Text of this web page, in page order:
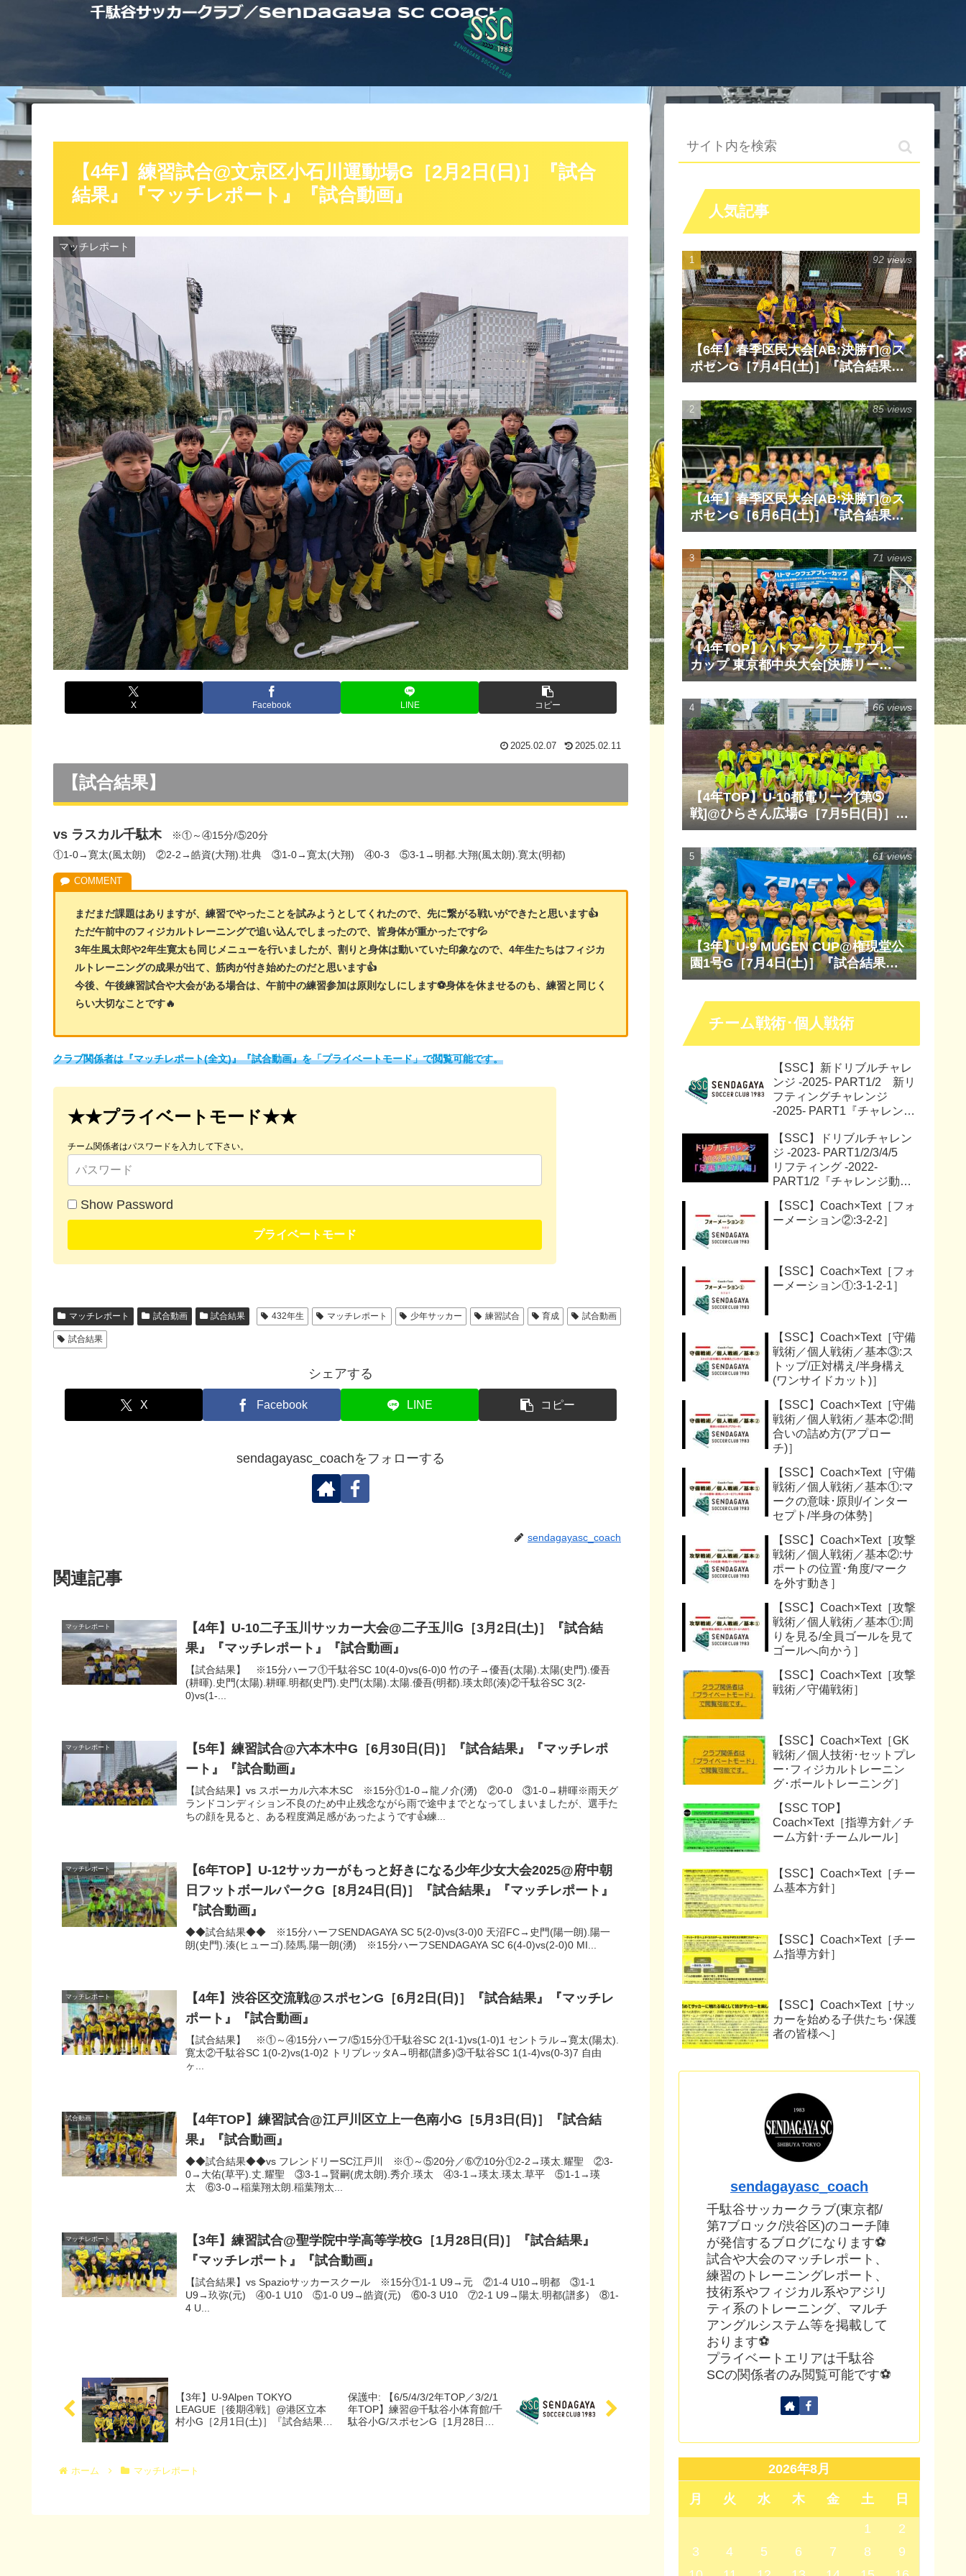
【4年】練習試合@文京区小石川運動場G［2月2日(日)］『試合
結果』『マッチレポート』『試合動画』
マッチレポート
X Facebook LINE コピー
2025.02.07 2025.02.11
【試合結果】
vs ラスカル千駄木※①～④15分/⑤20分
①1-0→寛太(風太朗) ②2-2→皓資(大翔).壮典 ③1-0→寛太(大翔) ④0-3 ⑤3-1→明都.大翔(風太朗).寛太(明都)
まだまだ課題はありますが、練習でやったことを試みようとしてくれたので、先に繋がる戦いができたと思います👍
ただ午前中のフィジカルトレーニングで追い込んでしまったので、皆身体が重かったです💦
3年生風太郎や2年生寛太も同じメニューを行いましたが、割りと身体は動いていた印象なので、4年生たちはフィジカ
ルトレーニングの成果が出て、筋肉が付き始めたのだと思います👍
今後、午後練習試合や大会がある場合は、午前中の練習参加は原則なしにします⚽身体を休ませるのも、練習と同じく
らい大切なことです🔥
クラブ関係者は『マッチレポート(全文)』『試合動画』を「プライベートモード」で閲覧可能です。
★★プライベートモード★★
チーム関係者はパスワードを入力して下さい。
Show Password
プライベートモード
マッチレポート 試合動画 試合結果 432年生 マッチレポート 少年サッカー 練習試合 育成 試合動画
試合結果
シェアする
X Facebook LINE コピー
sendagayasc_coachをフォローする
sendagayasc_coach
関連記事
マッチレポート
【4年】U-10二子玉川サッカー大会@二子玉川G［3月2日(土)］『試合結
果』『マッチレポート』『試合動画』
【試合結果】 ※15分ハーフ①千駄谷SC 10(4-0)vs(6-0)0 竹の子→優吾(太陽).太陽(史門).優吾
(耕暉).史門(太陽).耕暉.明都(史門).史門(太陽).太陽.優吾(明都).瑛太郎(湊)②千駄谷SC 3(2-
0)vs(1-...
マッチレポート
【5年】練習試合@六本木中G［6月30日(日)］『試合結果』『マッチレポ
ート』『試合動画』
【試合結果】vs スポーカル六本木SC ※15分①1-0→龍ノ介(湧) ②0-0 ③1-0→耕暉※雨天グ
ランドコンディション不良のため中止残念ながら雨で途中までとなってしまいましたが、選手た
ちの顔を見ると、ある程度満足感があったようです👍練...
マッチレポート
【6年TOP】U-12サッカーがもっと好きになる少年少女大会2025@府中朝
日フットボールパークG［8月24日(日)］『試合結果』『マッチレポート』
『試合動画』
◆◆試合結果◆◆ ※15分ハーフSENDAGAYA SC 5(2-0)vs(3-0)0 天沼FC→史門(陽一朗).陽一
朗(史門).湊(ヒューゴ).陸馬.陽一朗(湧) ※15分ハーフSENDAGAYA SC 6(4-0)vs(2-0)0 MI...
マッチレポート
【4年】渋谷区交流戦@スポセンG［6月2日(日)］『試合結果』『マッチレ
ポート』『試合動画』
【試合結果】 ※①～④15分ハーフ/⑤15分①千駄谷SC 2(1-1)vs(1-0)1 セントラル→寛太(陽太).
寛太②千駄谷SC 1(0-2)vs(1-0)2 トリプレッタA→明都(譜多)③千駄谷SC 1(1-4)vs(0-3)7 自由
ヶ...
試合動画
【4年TOP】練習試合@江戸川区立上一色南小G［5月3日(日)］『試合結
果』『試合動画』
◆◆試合結果◆◆vs フレンドリーSC江戸川 ※①～⑤20分／➅⑦10分①2-2→瑛太.耀聖 ②3-
0→大佑(草平).丈.耀聖 ③3-1→賢嗣(虎太朗).秀介.瑛太 ④3-1→瑛太.瑛太.草平 ⑤1-1→瑛
太 ⑥3-0→稲葉翔太朗.稲葉翔太...
マッチレポート
【3年】練習試合@聖学院中学高等学校G［1月28日(日)］『試合結果』
『マッチレポート』『試合動画』
【試合結果】vs Spazioサッカースクール ※15分①1-1 U9→元 ②1-4 U10→明都 ③1-1
U9→玖弥(元) ④0-1 U10 ⑤1-0 U9→皓資(元) ⑥0-3 U10 ⑦2-1 U9→陽太.明都(譜多) ⑧1-
4 U...
【3年】U-9Alpen TOKYO
LEAGUE［後期④戦］@港区立本
村小G［2月1日(土)］『試合結果』
保護中: 【6/5/4/3/2年TOP／3/2/1
年TOP】練習@千駄谷小体育館/千
駄谷小G/スポセンG［1月28日
ホーム マッチレポート
人気記事
【6年】春季区民大会[AB:決勝T]@ス
ポセンG［7月4日(土)］『試合結果』
『マッチレポート』『試合動画』
92 views
【4年】春季区民大会[AB:決勝T]@ス
ポセンG［6月6日(土)］『試合結果』
『マッチレポート』『試合動画』
85 views
【4年TOP】ハトマークフェアプレー
カップ 東京都中央大会[決勝リー
グ]@清瀬内山運動公園サッカー場
G［6月14日(日)］『試合結果』『マ
ッチレポート』『試合動画』
71 views
【4年TOP】U-10都電リーグ[第➄
戦]@ひらさん広場G［7月5日(日)］
『試合結果』『マッチレポート』
『試合動画』
66 views
【3年】U-9 MUGEN CUP@権現堂公
園1号G［7月4日(土)］『試合結果』
『マッチレポート』『試合動画』
61 views
チーム戦術･個人戦術
【SSC】新ドリブルチャレ
ンジ -2025- PART1/2 新リ
フティングチャレンジ
-2025- PART1『チャレンジ
画』
【SSC】ドリブルチャレン
ジ -2023- PART1/2/3/4/5
リフティング -2022-
PART1/2『チャレンジ動
【SSC】Coach×Text［フォ
ーメーション②:3-2-2］
【SSC】Coach×Text［フォ
ーメーション①:3-1-2-1］
【SSC】Coach×Text［守備
戦術／個人戦術／基本③:ス
トップ/正対構え/半身構え
(ワンサイドカット)］
【SSC】Coach×Text［守備
戦術／個人戦術／基本②:間
合いの詰め方(アプロー
チ)］
【SSC】Coach×Text［守備
戦術／個人戦術／基本①:マ
ークの意味･原則/インター
セプト/半身の体勢］
【SSC】Coach×Text［攻撃
戦術／個人戦術／基本②:サ
ポートの位置･角度/マーク
を外す動き］
【SSC】Coach×Text［攻撃
戦術／個人戦術／基本①:周
りを見る/全員ゴールを見て
ゴールへ向かう］
【SSC】Coach×Text［攻撃
戦術／守備戦術］
【SSC】Coach×Text［GK
戦術／個人技術･セットプレ
ー･フィジカルトレーニン
グ･ボールトレーニング］
【SSC TOP】
Coach×Text［指導方針／チ
ーム方針･チームルール］
【SSC】Coach×Text［チー
ム基本方針］
【SSC】Coach×Text［チー
ム指導方針］
【SSC】Coach×Text［サッ
カーを始める子供たち･保護
者の皆様へ］
sendagayasc_coach
千駄谷サッカークラブ(東京都/
第7ブロック/渋谷区)のコーチ陣
が発信するブログになります⚽
試合や大会のマッチレポート、
練習のトレーニングレポート、
技術系やフィジカル系やアジリ
ティ系のトレーニング、マルチ
アングルシステム等を掲載して
おります⚽
プライベートエリアは千駄谷
SCの関係者のみ閲覧可能です⚽
2026年8月
月 火 水 木 金 土 日
1
2
3
4 5 6 7 8
9